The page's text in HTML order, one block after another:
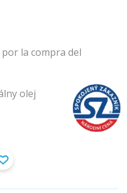
la compra del
olej